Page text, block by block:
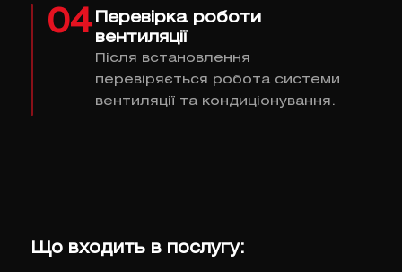
04
Перевірка роботи
вентиляції
Після встановлення
перевіряється робота системи
вентиляції та кондиціонування.
Що входить в послугу: